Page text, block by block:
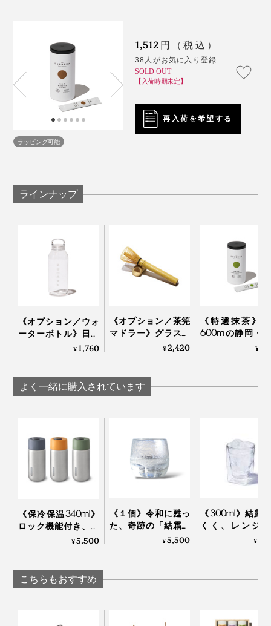
マグカップや湯呑み、グラスの中でお茶をつくるなら、
はじめは少しの水またはお湯で日本茶パウダーをよく混
ぜて溶かしてあげると、ダマになりにくいです。
写真は旧パッケージです
別売りの「 茶筅マドラー」なら軸（柄）が長いから、グ
ラスやマグカップで抹茶をたてるようにしっかり混ぜら
れて重宝します。
買った「Japanese Tea」とラベリングされた緑茶を飲
み、洪氏は驚きました。
日本で慣れ親しんだ日本茶とは、まったく異なる味。調
べてみると、海外で購入可能な“日本茶”のほとんどが日
本産ではなかったのです。
カレーやパスタなど、食文化は自由にローカライズされ
るものだけど、日本の茶葉を使わない“日本茶”というの
は、なんだかもどかしい。
おまけに海外では、日本茶がスーパーフードとして注目
を集めていたのです。
り、“ホンモノの日本茶”を探す旅をはじめました。
ラッピング可能
1,512 円（税込）
38人がお気に入り登録
SOLD OUT
【入荷時期未定】
再入荷を希望する
ラインナップ
《オプション／ウォ
ーターボトル》日本
茶パウダーと水を入
度の
「NODOKA×KINTO
¥1,760
《オプション／茶筅
マドラー》グラスや
マグカップで、手軽
付き）」｜THE
NODOKA
¥2,420
《特選抹茶》
600mの静岡・
茶畑で育った、
¥
よく一緒に購入されています
《保冷保温340ml》
ロック機能付き、直
飲みタイプの「ステ
¥5,500
《１個》令和に甦っ
た、奇跡の「結霜グ
ラス」｜結霜月華
¥5,500
《300ml》結露
くく、レンジ
OK、見る角度で
¥
こちらもおすすめ